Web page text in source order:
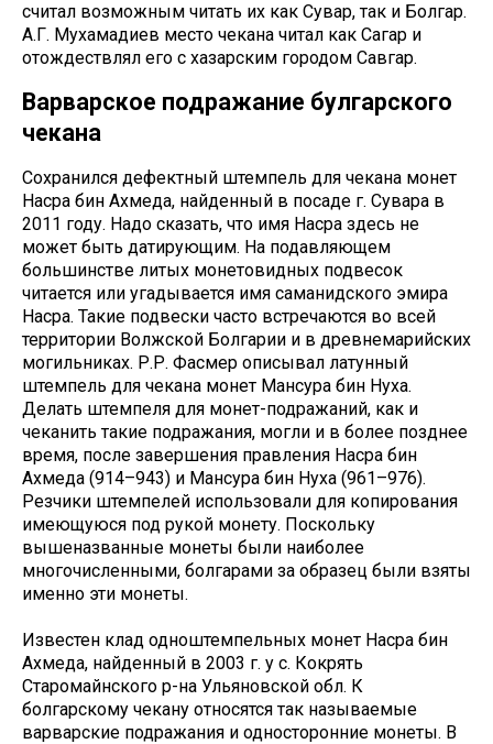
считал возможным читать их как Сувар, так и Болгар.
А.Г. Мухамадиев место чекана читал как Сагар и
отождествлял его с хазарским городом Савгар.
Варварское подражание булгарского
чекана
Сохранился дефектный штемпель для чекана монет
Насра бин Ахмеда, найденный в посаде г. Сувара в
2011 году. Надо сказать, что имя Насра здесь не
может быть датирующим. На подавляющем
большинстве литых монетовидных подвесок
читается или угадывается имя саманидского эмира
Насра. Такие подвески часто встречаются во всей
территории Волжской Болгарии и в древнемарийских
могильниках. Р.Р. Фасмер описывал латунный
штемпель для чекана монет Мансура бин Нуха.
Делать штемпеля для монет-подражаний, как и
чеканить такие подражания, могли и в более позднее
время, после завершения правления Насра бин
Ахмеда (914–943) и Мансура бин Нуха (961–976).
Резчики штемпелей использовали для копирования
имеющуюся под рукой монету. Поскольку
вышеназванные монеты были наиболее
многочисленными, болгарами за образец были взяты
именно эти монеты.
Известен клад одноштемпельных монет Насра бин
Ахмеда, найденный в 2003 г. у с. Кокрять
Старомайнского р-на Ульяновской обл. К
болгарскому чекану относятся так называемые
варварские подражания и односторонние монеты. В